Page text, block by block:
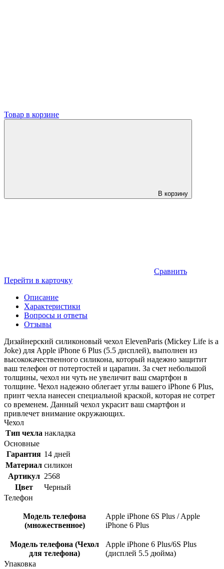
Товар в корзине
В корзину
Сравнить
Перейти в карточку
Описание
Характеристики
Вопросы и ответы
Отзывы
Дизайнерский силиконовый чехол ElevenParis (Mickey Life is a
Joke) для Apple iPhone 6 Plus (5.5 дисплей), выполнен из
высококачественного силикона, который надежно защитит
ваш телефон от потертостей и царапин. За счет небольшой
толщины, чехол ни чуть не увеличит ваш смартфон в
толщине. Чехол надежно облегает углы вашего iPhone 6 Plus,
принт чехла нанесен специальной краской, которая не сотрет
со временем. Данный чехол украсит ваш смартфон и
привлечет внимание окружающих.
Чехол
Тип чехла накладка
Основные
Гарантия 14 дней
Материал силикон
Артикул 2568
Цвет
Черный
Телефон
Модель телефона
(множественное)
Apple iPhone 6S Plus / Apple
iPhone 6 Plus
Модель телефона (Чехол
для телефона)
Apple iPhone 6 Plus/6S Plus
(дисплей 5.5 дюйма)
Упаковка